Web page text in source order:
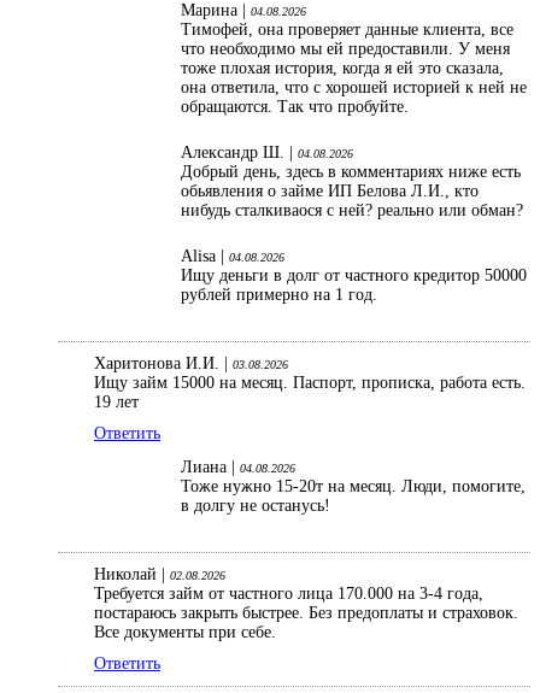
Марина | 04.08.2026
Тимофей, она проверяет данные клиента, все
что необходимо мы ей предоставили. У меня
тоже плохая история, когда я ей это сказала,
она ответила, что с хорошей историей к ней не
обращаются. Так что пробуйте.
Александр Ш. | 04.08.2026
Добрый день, здесь в комментариях ниже есть
обьявления о займе ИП Белова Л.И., кто
нибудь сталкиваося с ней? реально или обман?
Alisa | 04.08.2026
Ищу деньги в долг от частного кредитор 50000
рублей примерно на 1 год.
Харитонова И.И. | 03.08.2026
Ищу займ 15000 на месяц. Паспорт, прописка, работа есть.
19 лет
Ответить
Лиана |
04.08.2026
Тоже нужно 15-20т на месяц. Люди, помогите,
в долгу не останусь!
Николай | 02.08.2026
Требуется займ от частного лица 170.000 на 3-4 года,
постараюсь закрыть быстрее. Без предоплаты и страховок.
Все документы при себе.
Ответить